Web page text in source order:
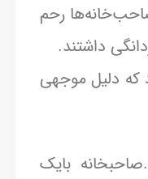
رحم
داشتند.
دلیل موجهی
بایک